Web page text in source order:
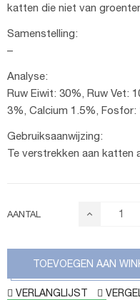
katten die niet van
Samenstelling:
–
Analyse:
Ruw Eiwit: 30%, Ruw Vet:
3%, Calcium 1.5%, Fosfor:
Gebruiksaanwijzing:
Te verstrekken aan katten
AANTAL
TOEVOEGEN AAN
VERLANGLIJST